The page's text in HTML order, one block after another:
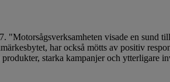
"Motorsågsverksamheten visade en sund
har också mötts av positiv
starka kampanjer och ytterligare